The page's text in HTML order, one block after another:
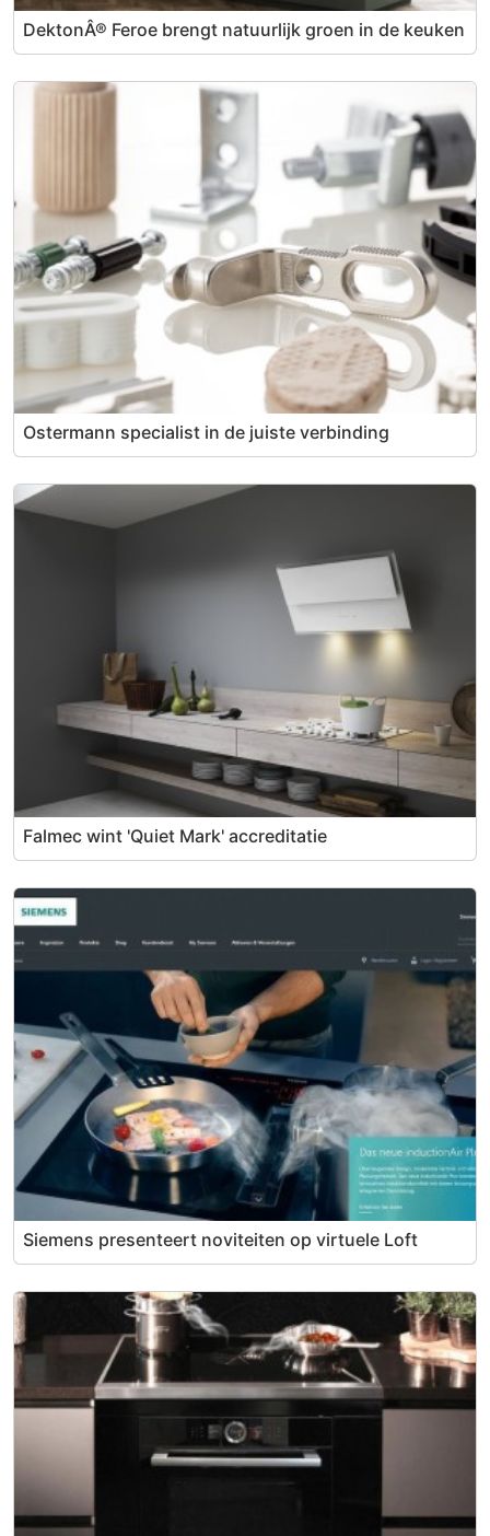
DektonÂ® Feroe brengt natuurlijk groen in de keuken
Ostermann specialist in de juiste verbinding
Falmec wint 'Quiet Mark' accreditatie
Siemens presenteert noviteiten op virtuele Loft